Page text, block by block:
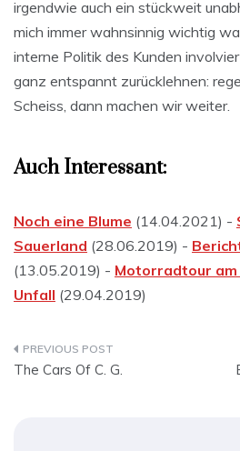
irgendwie auch ein stückweit
mich immer wahnsinnig wichtig
interne Politik des Kunden
ganz entspannt zurücklehnen:
Scheiss, dann machen wir weiter.
Auch Interessant:
Noch eine Blume (14.04.2021) -
Sauerland (28.06.2019) -
(13.05.2019) - Motorradtour
Unfall (29.04.2019)
Beitragsnavigation
The Cars Of C. G.